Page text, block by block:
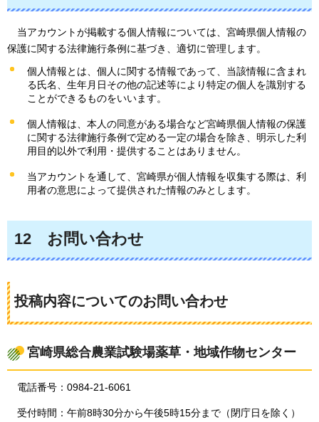
当アカウントが掲載する個人情報については、宮崎県個人情報の
保護に関する法律施行条例に基づき、適切に管理します。
個人情報とは、個人に関する情報であって、当該情報に含まれ
る氏名、生年月日その他の記述等により特定の個人を識別する
ことができるものをいいます。
個人情報は、本人の同意がある場合など宮崎県個人情報の保護
に関する法律施行条例で定める一定の場合を除き、明示した利
用目的以外で利用・提供することはありません。
当アカウントを通して、宮崎県が個人情報を収集する際は、利
用者の意思によって提供された情報のみとします。
12 お問い合わせ
投稿内容についてのお問い合わせ
宮崎県総合農業試験場薬草・地域作物センター
電話番号：0984-21-6061
受付時間：午前8時30分から午後5時15分まで（閉庁日を除く）